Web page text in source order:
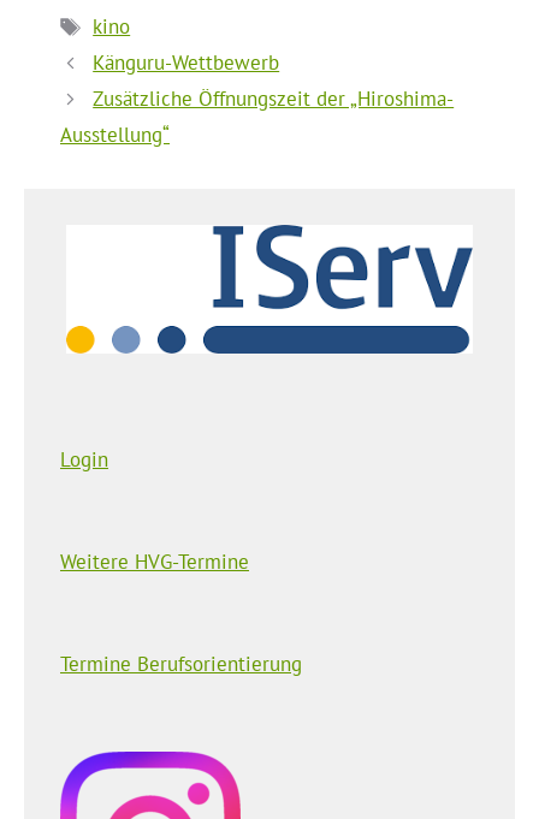
Schlagwörter
kino
Känguru-Wettbewerb
Zusätzliche Öffnungszeit der „Hiroshima-
Ausstellung“
Login
Weitere HVG-Termine
Termine Berufsorientierung